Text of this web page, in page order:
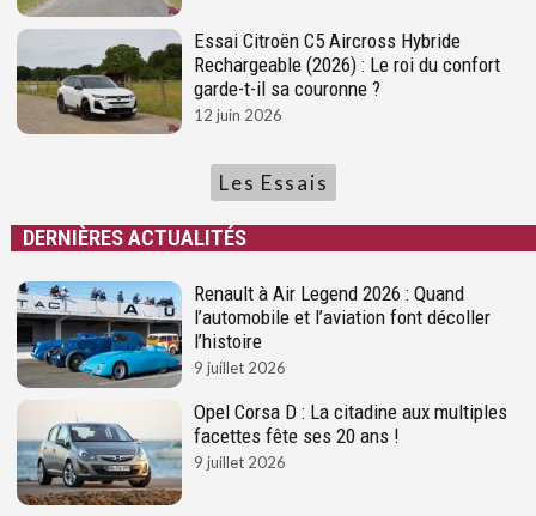
Essai Citroën C5 Aircross Hybride
Rechargeable (2026) : Le roi du confort
garde-t-il sa couronne ?
12 juin 2026
Les Essais
DERNIÈRES ACTUALITÉS
Renault à Air Legend 2026 : Quand
l’automobile et l’aviation font décoller
l’histoire
9 juillet 2026
Opel Corsa D : La citadine aux multiples
facettes fête ses 20 ans !
9 juillet 2026